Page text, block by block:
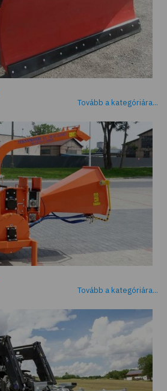
Tovább a kategóriára...
Tovább a kategóriára...